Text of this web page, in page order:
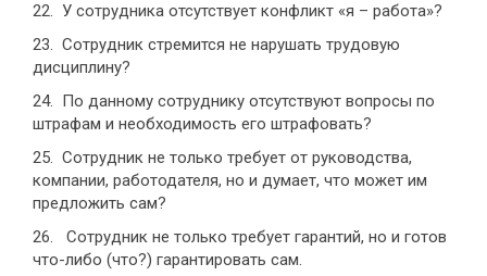
22. У сотрудника отсутствует конфликт «я – работа»?
23. Сотрудник стремится не нарушать трудовую
дисциплину?
24. По данному сотруднику отсутствуют вопросы по
штрафам и необходимость его штрафовать?
25. Сотрудник не только требует от руководства,
компании, работодателя, но и думает, что может им
предложить сам?
26. Сотрудник не только требует гарантий, но и готов
что-либо (что?) гарантировать сам.